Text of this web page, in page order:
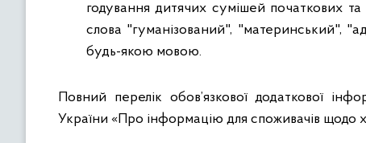
годування дитячих сумішей початкових
слова "гуманізований", "материнський",
будь-якою мовою.
Повний перелік обов’язкової додаткової
України «Про інформацію для споживачів щодо